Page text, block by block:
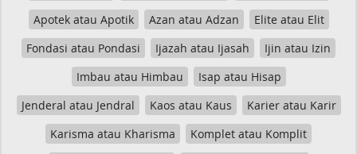
Apotek atau Apotik
Azan atau Adzan
Elite atau Elit
Fondasi atau Pondasi
Ijazah atau Ijasah
Ijin atau Izin
Imbau atau Himbau
Isap atau Hisap
Jenderal atau Jendral
Kaos atau Kaus
Karier atau Karir
Karisma atau Kharisma
Komplet atau Komplit